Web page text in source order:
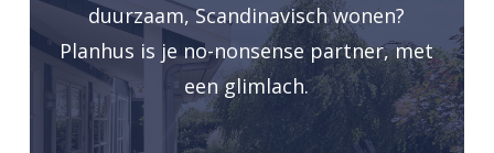
duurzaam, Scandinavisch wonen?
Planhus is je no-nonsense partner, met
een glimlach.